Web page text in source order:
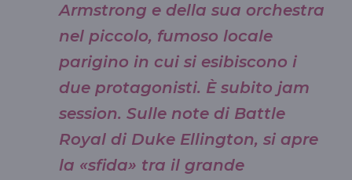
Armstrong e della sua orchestra
nel piccolo, fumoso locale
parigino in cui si esibiscono i
due protagonisti. È subito jam
session. Sulle note di Battle
Royal di Duke Ellington, si apre
la «sfida» tra il grande